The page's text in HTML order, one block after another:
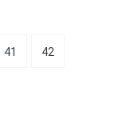
41 42